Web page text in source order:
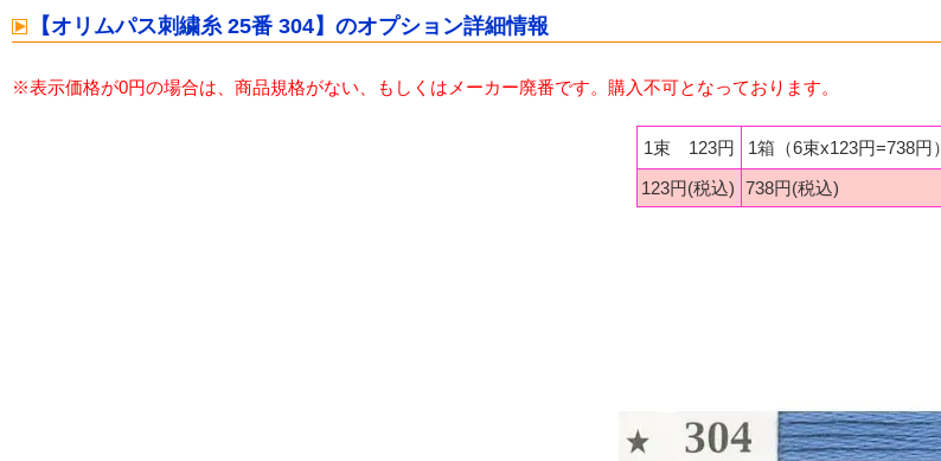
【オリムパス刺繍糸 25番 304】のオプション詳細情報
※表示価格が0円の場合は、商品規格がない、もしくはメーカー廃番です。購入不可となっております。
1束 123円
1箱（6束x123円=738円）
123円(税込) 738円(税込)